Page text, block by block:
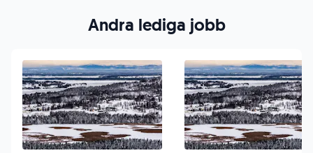
Andra lediga jobb